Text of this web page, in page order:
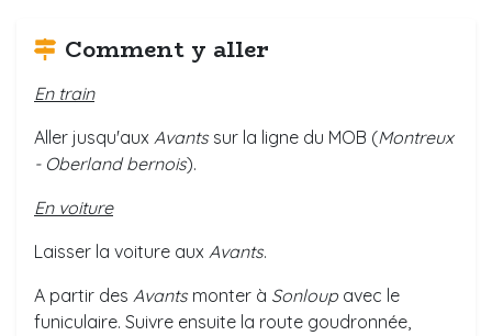
Comment y aller
En train
Aller jusqu'aux Avants sur la ligne du MOB (Montreux
- Oberland bernois).
En voiture
Laisser la voiture aux Avants.
A partir des Avants monter à Sonloup avec le
funiculaire. Suivre ensuite la route goudronnée,